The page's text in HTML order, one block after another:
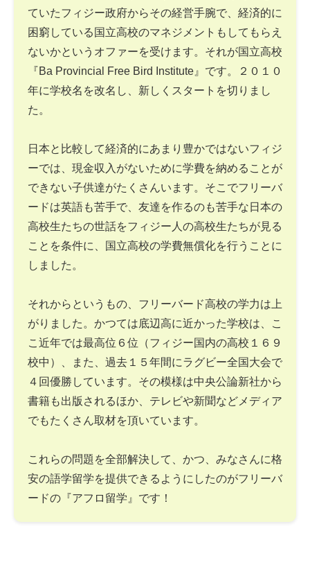
ていたフィジー政府からその経営手腕で、経済的に
困窮している国立高校のマネジメントもしてもらえ
ないかというオファーを受けます。それが国立高校
『Ba Provincial Free Bird Institute』です。２０１０
年に学校名を改名し、新しくスタートを切りまし
た。
日本と比較して経済的にあまり豊かではないフィジ
ーでは、現金収入がないために学費を納めることが
できない子供達がたくさんいます。そこでフリーバ
ードは英語も苦手で、友達を作るのも苦手な日本の
高校生たちの世話をフィジー人の高校生たちが見る
ことを条件に、国立高校の学費無償化を行うことに
しました。
それからというもの、フリーバード高校の学力は上
がりました。かつては底辺高に近かった学校は、こ
こ近年では最高位６位（フィジー国内の高校１６９
校中）、また、過去１５年間にラグビー全国大会で
４回優勝しています。その模様は中央公論新社から
書籍も出版されるほか、テレビや新聞などメディア
でもたくさん取材を頂いています。
これらの問題を全部解決して、かつ、みなさんに格
安の語学留学を提供できるようにしたのがフリーバ
ードの『アフロ留学』です！